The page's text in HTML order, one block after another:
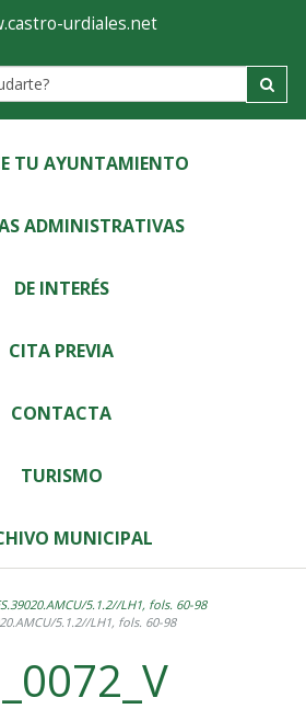
urdiales.net
Label
TU AYUNTAMIENTO
ADMINISTRATIVAS
DE INTERÉS
CITA PREVIA
CONTACTA
TURISMO
MUNICIPAL
5.1.2//LH1, fols. 60-98
5.1.2//LH1, fols. 60-98